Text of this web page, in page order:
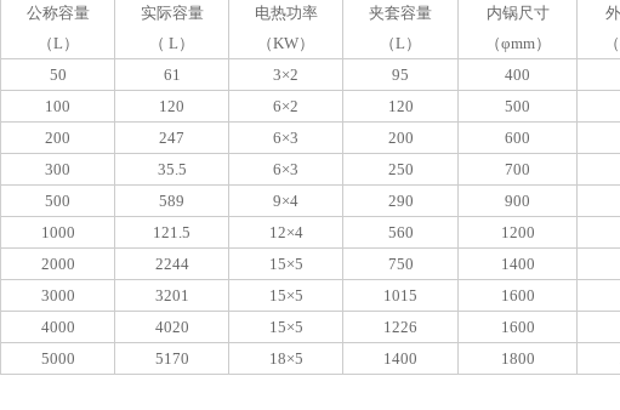
公称容量
（L）
实际容量
（ L）
电热功率
（KW）
夹套容量
（L）
内锅尺寸
（φmm）
50
61 3×2 95 400
100
120 6×2 120 500
200
247 6×3 200 600
300
35.5 6×3 250 700
500
589 9×4 290 900
1000
121.5 12×4 560 1200
2000
2244 15×5 750 1400
3000
3201 15×5 1015 1600
4000
4020 15×5 1226 1600
5000
5170 18×5 1400 1800